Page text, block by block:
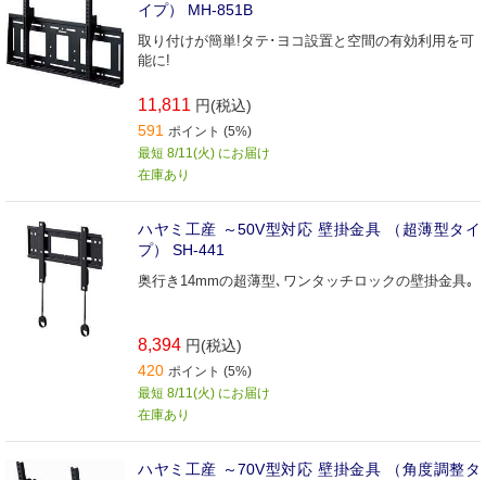
イプ） MH-851B
取り付けが簡単!タテ･ヨコ設置と空間の有効利用を可
能に!
11,811 円(税込)
591 ポイント (5%)
最短 8/11(火) にお届け
在庫あり
ハヤミ工産 ～50V型対応 壁掛金具 （超薄型タイ
プ） SH-441
奥行き14mmの超薄型､ワンタッチロックの壁掛金具｡
8,394 円(税込)
420 ポイント (5%)
最短 8/11(火) にお届け
在庫あり
ハヤミ工産 ～70V型対応 壁掛金具 （角度調整タ